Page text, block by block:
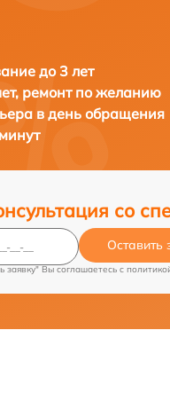
до 3 лет
ремонт по желанию
в день обращения
со
Оставить
заявку" Вы соглашаетесь c